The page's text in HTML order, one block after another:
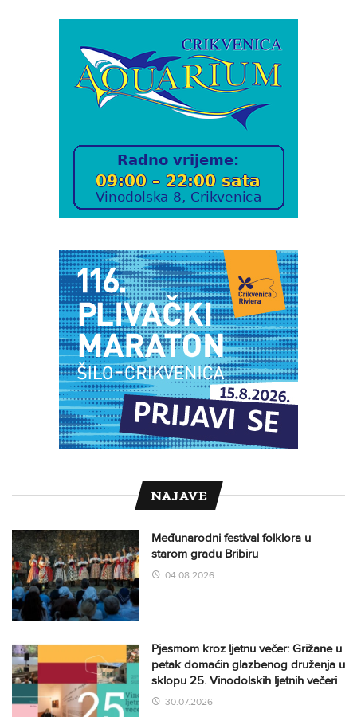
NAJAVE
Međunarodni festival folklora u
starom gradu Bribiru
04.08.2026
Pjesmom kroz ljetnu večer: Grižane u
petak domaćin glazbenog druženja u
sklopu 25. Vinodolskih ljetnih večeri
30.07.2026